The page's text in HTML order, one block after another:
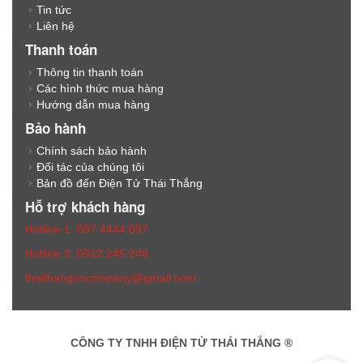
Tin tức
Liên hệ
Thanh toán
Thông tin thanh toán
Các hình thức mua hàng
Hướng dẫn mua hàng
Bảo hành
Chính sách bảo hành
Đối tác của chúng tôi
Bản đồ đến Điện Tử Thái Thắng
Hỗ trợ khách hàng
Hotline 1: 097.4444.097
Hotline 2: 0912.245.244
thaithangvncompany@gmail.com
CÔNG TY TNHH ĐIỆN TỬ THÁI THẮNG ®